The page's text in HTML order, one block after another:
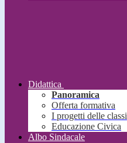
Didattica
Panoramica
Offerta formativa
I progetti delle classi
Educazione Civica
Albo Sindacale